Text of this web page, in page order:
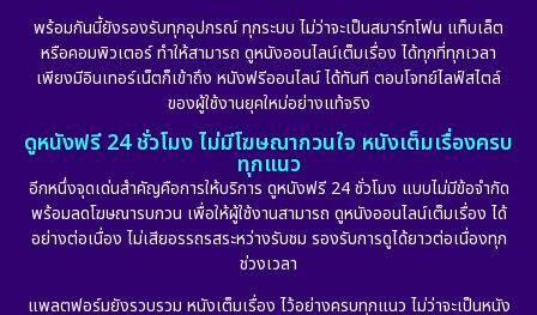
พร้อมกันนี้ยังรองรับทุกอุปกรณ์ ทุกระบบ ไม่ว่าจะเป็นสมาร์ทโฟน แท็บเล็ต
หรือคอมพิวเตอร์ ทำให้สามารถ ดูหนังออนไลน์เต็มเรื่อง ได้ทุกที่ทุกเวลา
เพียงมีอินเทอร์เน็ตก็เข้าถึง หนังฟรีออนไลน์ ได้ทันที ตอบโจทย์ไลฟ์สไตล์
ของผู้ใช้งานยุคใหม่อย่างแท้จริง
ดูหนังฟรี 24 ชั่วโมง ไม่มีโฆษณากวนใจ หนังเต็มเรื่องครบ
ทุกแนว
อีกหนึ่งจุดเด่นสำคัญคือการให้บริการ ดูหนังฟรี 24 ชั่วโมง แบบไม่มีข้อจำกัด
พร้อมลดโฆษณารบกวน เพื่อให้ผู้ใช้งานสามารถ ดูหนังออนไลน์เต็มเรื่อง ได้
อย่างต่อเนื่อง ไม่เสียอรรถรสระหว่างรับชม รองรับการดูได้ยาวต่อเนื่องทุก
ช่วงเวลา
แพลตฟอร์มยังรวบรวม หนังเต็มเรื่อง ไว้อย่างครบทุกแนว ไม่ว่าจะเป็นหนัง